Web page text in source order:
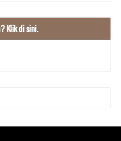
Klik di sini.